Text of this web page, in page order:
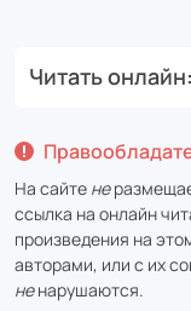
Читать онлайн
На сайте не
ссылка на онлайн
произведения на
авторами, или с их
ненарушаются.